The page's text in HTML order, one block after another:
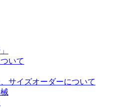
いて
サイズオーダーについて